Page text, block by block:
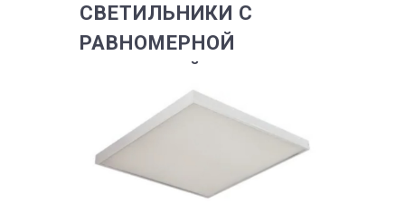
СВЕТИЛЬНИКИ С
РАВНОМЕРНОЙ
МодельGL–ARMSTRONG EVEN 40 SV